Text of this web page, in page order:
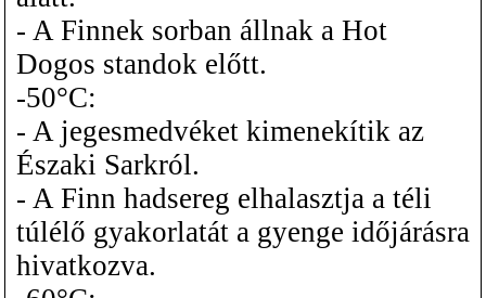
- A Finnek sorban állnak a Hot
Dogos standok előtt.
-50°C:
- A jegesmedvéket kimenekítik az
Északi Sarkról.
- A Finn hadsereg elhalasztja a téli
túlélő gyakorlatát a gyenge időjárásra
hivatkozva.